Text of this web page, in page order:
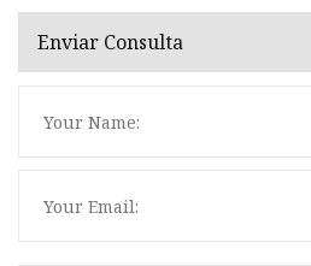
Enviar Consulta